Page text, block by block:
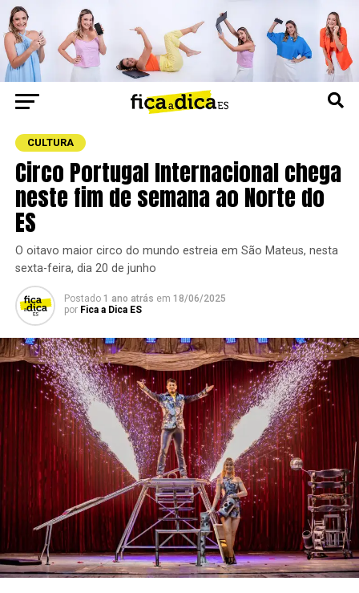
CULTURA
Circo Portugal Internacional chega
neste fim de semana ao Norte do
ES
O oitavo maior circo do mundo estreia em São Mateus, nesta
sexta-feira, dia 20 de junho
Postado 1 ano atrás em 18/06/2025
por Fica a Dica ES